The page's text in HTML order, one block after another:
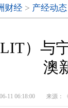
财经 > 产经动态
）与
澳
11 06:18:00 来源：